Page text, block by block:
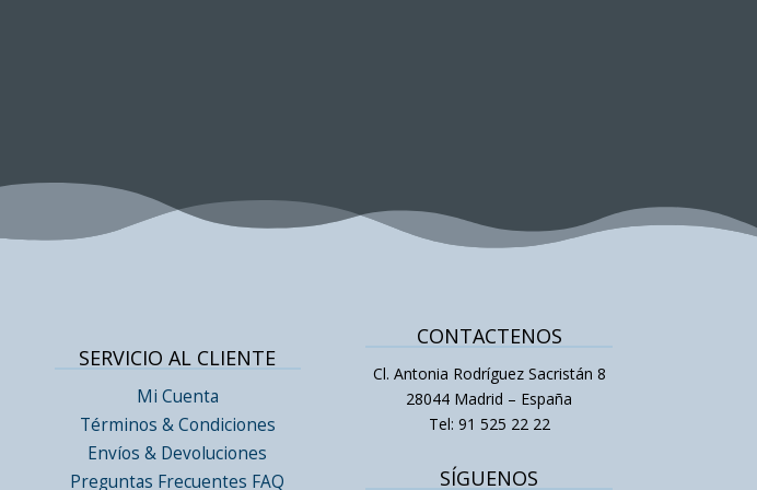
SERVICIO AL CLIENTE
Mi Cuenta
Términos & Condiciones
Envíos & Devoluciones
Preguntas Frecuentes FAQ
CONTACTENOS
Cl. Antonia Rodríguez Sacristán 8
28044 Madrid – España
Tel: 91 525 22 22
SÍGUENOS